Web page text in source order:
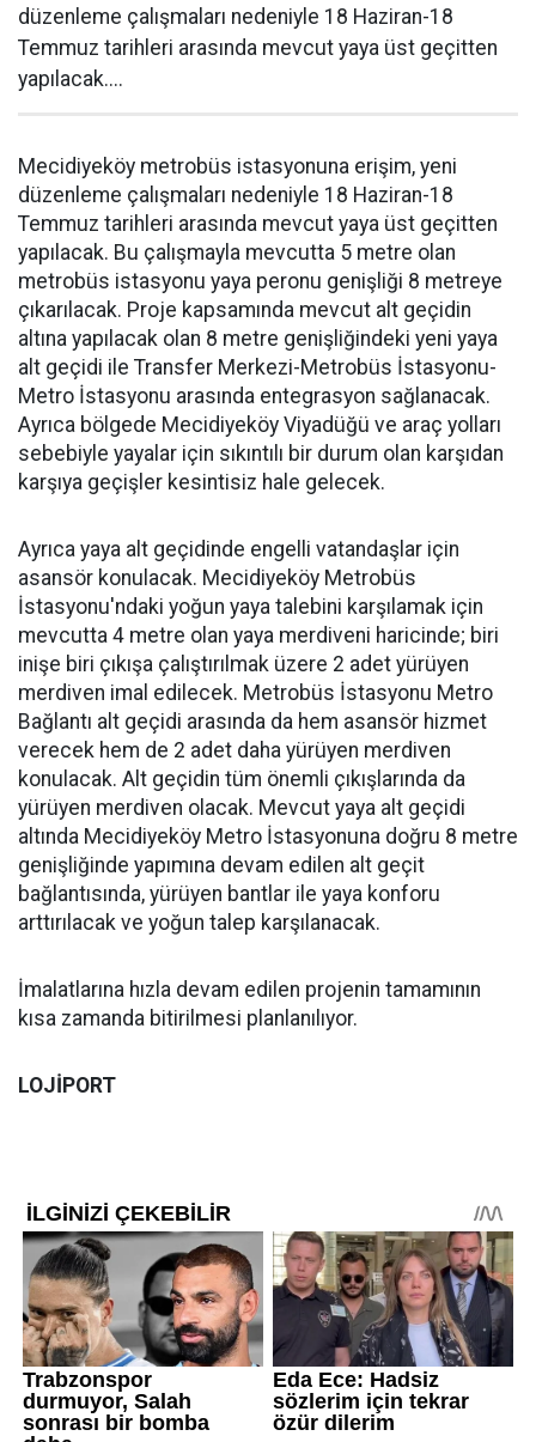
düzenleme çalışmaları nedeniyle 18 Haziran-18
Temmuz tarihleri arasında mevcut yaya üst geçitten
yapılacak....
Mecidiyeköy metrobüs istasyonuna erişim, yeni
düzenleme çalışmaları nedeniyle 18 Haziran-18
Temmuz tarihleri arasında mevcut yaya üst geçitten
yapılacak. Bu çalışmayla mevcutta 5 metre olan
metrobüs istasyonu yaya peronu genişliği 8 metreye
çıkarılacak. Proje kapsamında mevcut alt geçidin
altına yapılacak olan 8 metre genişliğindeki yeni yaya
alt geçidi ile Transfer Merkezi-Metrobüs İstasyonu-
Metro İstasyonu arasında entegrasyon sağlanacak.
Ayrıca bölgede Mecidiyeköy Viyadüğü ve araç yolları
sebebiyle yayalar için sıkıntılı bir durum olan karşıdan
karşıya geçişler kesintisiz hale gelecek.
Ayrıca yaya alt geçidinde engelli vatandaşlar için
asansör konulacak. Mecidiyeköy Metrobüs
İstasyonu'ndaki yoğun yaya talebini karşılamak için
mevcutta 4 metre olan yaya merdiveni haricinde; biri
inişe biri çıkışa çalıştırılmak üzere 2 adet yürüyen
merdiven imal edilecek. Metrobüs İstasyonu Metro
Bağlantı alt geçidi arasında da hem asansör hizmet
verecek hem de 2 adet daha yürüyen merdiven
konulacak. Alt geçidin tüm önemli çıkışlarında da
yürüyen merdiven olacak. Mevcut yaya alt geçidi
altında Mecidiyeköy Metro İstasyonuna doğru 8 metre
genişliğinde yapımına devam edilen alt geçit
bağlantısında, yürüyen bantlar ile yaya konforu
arttırılacak ve yoğun talep karşılanacak.
İmalatlarına hızla devam edilen projenin tamamının
kısa zamanda bitirilmesi planlanılıyor.
LOJİPORT